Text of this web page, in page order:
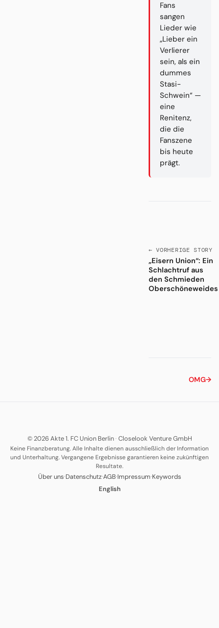
Fans
sangen
Lieder wie
„Lieber ein
Verlierer
sein, als ein
dummes
Stasi-
Schwein“ —
eine
Renitenz,
die die
Fanszene
bis heute
prägt.
← VORHERIGE STORY
„Eisern Union“: Ein
Schlachtruf aus
den Schmieden
Oberschöneweides
OMG→
© 2026 Akte 1. FC Union Berlin· Closelook Venture GmbH
Keine Finanzberatung. Alle Inhalte dienen ausschließlich der Information
und Unterhaltung. Vergangene Ergebnisse garantieren keine zukünftigen
Resultate.
Über uns·Datenschutz·AGB·Impressum·Keywords
English